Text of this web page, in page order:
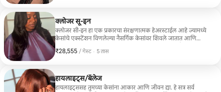
क्लोजर सू-इन
क्लोजर सी-इन हा एक प्रकारचा संरक्षणात्मक हेअरस्टाईल आहे ज्यामध्ये
केसांचे एक्स्टेंशन विणलेल्या नैसर्गिक केसांवर शिवले जातात आणि
केसांचा वापर केला जातो
₹28,555 / गेस्ट
₹28,555 प्रति गेस्ट
, · 5 तास
हायलाइट्स/बॅलेज
हायलाइट्ससह तुमच्या केसांना आकार आणि जीवन द्या. हे सत्र सर्व